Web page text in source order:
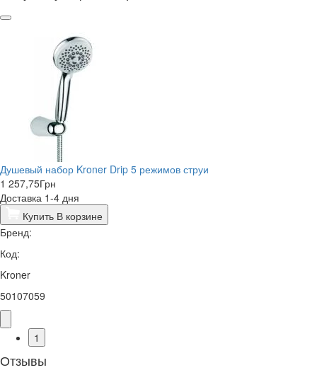
Душевый набор Kroner Drip 5 режимов струи
1 257,75Грн
Доставка 1-4 дня
Купить В корзине
Бренд:
Код:
Kroner
50107059
1
Отзывы